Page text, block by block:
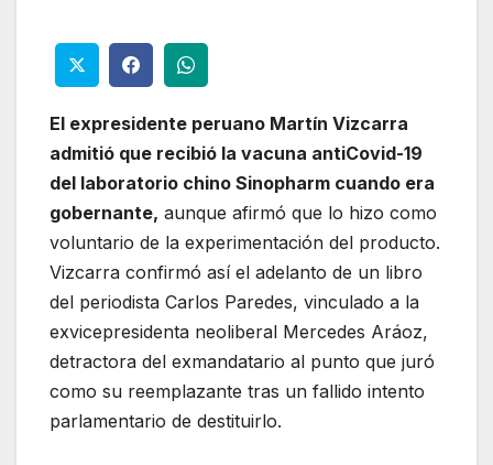
El expresidente peruano Martín Vizcarra
admitió que recibió la vacuna antiCovid-19
del laboratorio chino Sinopharm cuando era
gobernante, aunque afirmó que lo hizo como
voluntario de la experimentación del producto.
Vizcarra confirmó así el adelanto de un libro
del periodista Carlos Paredes, vinculado a la
exvicepresidenta neoliberal Mercedes Aráoz,
detractora del exmandatario al punto que juró
como su reemplazante tras un fallido intento
parlamentario de destituirlo.